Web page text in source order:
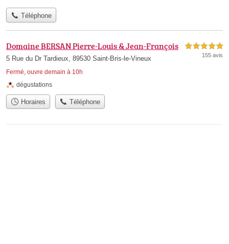
Téléphone
Domaine BERSAN Pierre-Louis & Jean-François
5 Rue du Dr Tardieux, 89530 Saint-Bris-le-Vineux
Fermé, ouvre demain à 10h
5,0 étoiles sur 5
155 avis
dégustations
Horaires Téléphone